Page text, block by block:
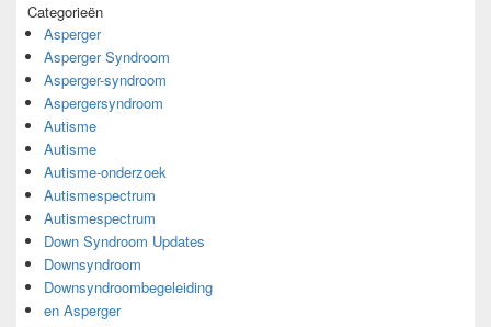
Categorieën
Asperger
Asperger Syndroom
Asperger-syndroom
Aspergersyndroom
Autisme
Autisme
Autisme-onderzoek
Autismespectrum
Autismespectrum
Down Syndroom Updates
Downsyndroom
Downsyndroombegeleiding
en Asperger